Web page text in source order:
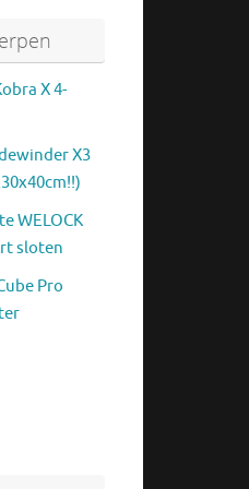
X 4-
X3
WELOCK
sloten
Pro